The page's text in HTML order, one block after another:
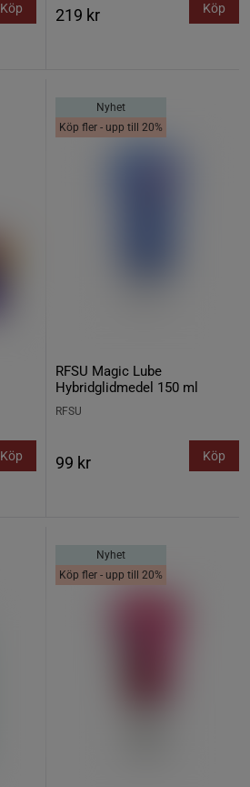
Köp 219 kr Köp
Köp
Nyhet
Köp fler - upp till 20%
RFSU Magic Lube
Hybridglidmedel 150 ml
RFSU
99 kr Köp
Nyhet
Köp fler - upp till 20%